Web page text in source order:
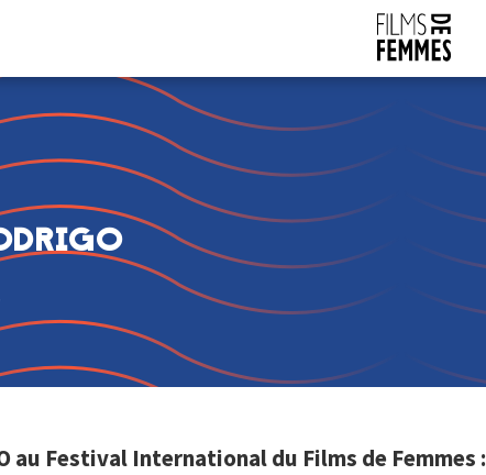
au Festival International du Films de Femmes :